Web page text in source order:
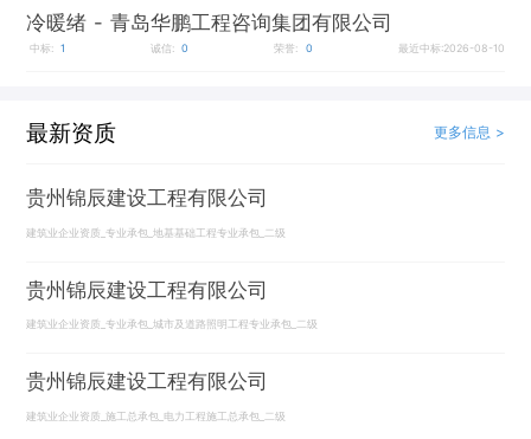
冷暖绪 - 青岛华鹏工程咨询集团有限公司
中标: 1 诚信: 0 荣誉: 0 最近中标:2026-08-10
最新资质 更多信息 >
贵州锦辰建设工程有限公司
建筑业企业资质_专业承包_地基基础工程专业承包_二级
贵州锦辰建设工程有限公司
建筑业企业资质_专业承包_城市及道路照明工程专业承包_二级
贵州锦辰建设工程有限公司
建筑业企业资质_施工总承包_电力工程施工总承包_二级